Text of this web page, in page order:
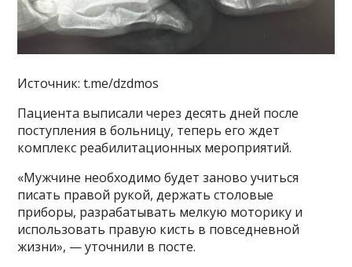
Источник: t.me/dzdmos
Пациента выписали через десять дней после
поступления в больницу, теперь его ждет
комплекс реабилитационных мероприятий.
«Мужчине необходимо будет заново учиться
писать правой рукой, держать столовые
приборы, разрабатывать мелкую моторику и
использовать правую кисть в повседневной
жизни», — уточнили в посте.